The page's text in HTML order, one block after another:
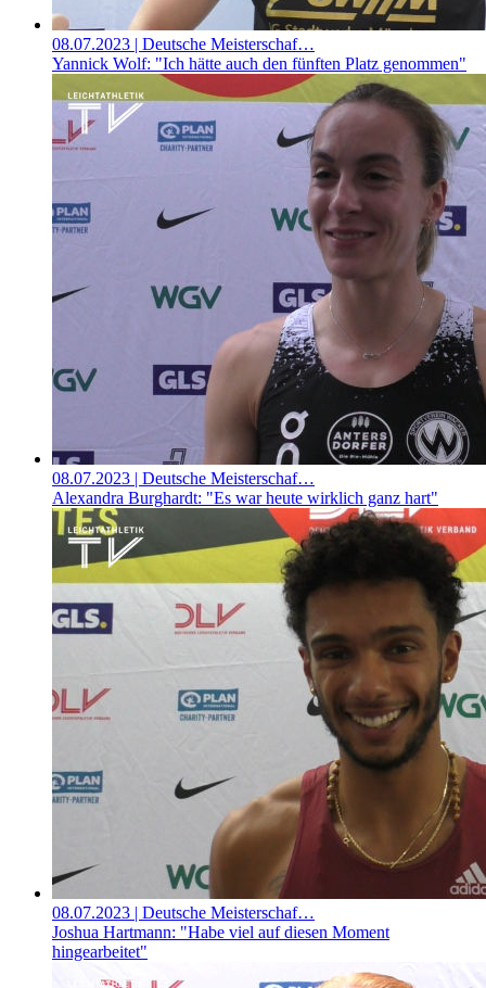
08.07.2023 | Deutsche Meisterschaf…
Yannick Wolf: "Ich hätte auch den fünften Platz genommen"
08.07.2023 | Deutsche Meisterschaf…
Alexandra Burghardt: "Es war heute wirklich ganz hart"
08.07.2023 | Deutsche Meisterschaf…
Joshua Hartmann: "Habe viel auf diesen Moment
hingearbeitet"